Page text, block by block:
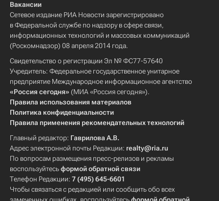
Вакансии
Сетевое издание РИА Новости зарегистрировано
в Федеральной службе по надзору в сфере связи,
информационных технологий и массовых коммуникаций
(Роскомнадзор) 08 апреля 2014 года.
Свидетельство о регистрации Эл № ФС77-57640
Учредитель: Федеральное государственное унитарное
предприятие Международное информационное агентство
«Россия сегодня» (МИА «Россия сегодня»).
Правила использования материалов
Политика конфиденциальности
Правила применения рекомендательных технологий
Главный редактор: Гаврилова А.В.
Адрес электронной почты Редакции: realty@ria.ru
По вопросам размещения пресс-релизов и рекламы
воспользуйтесьформой обратной связи
Телефон Редакции: 7 (495) 645-6601
Чтобы связаться с редакцией или сообщить обо всех